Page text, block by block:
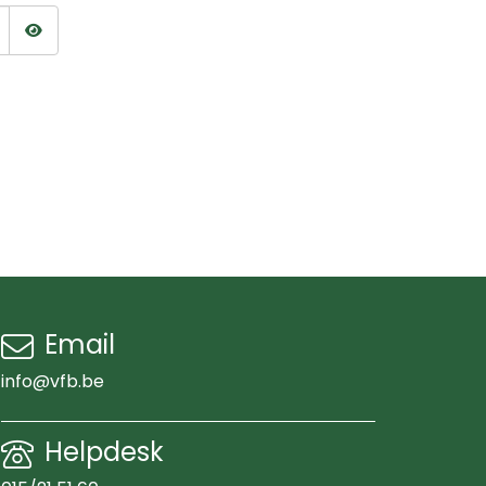
Wachtwoord tonen
Email
info@vfb.be
Helpdesk